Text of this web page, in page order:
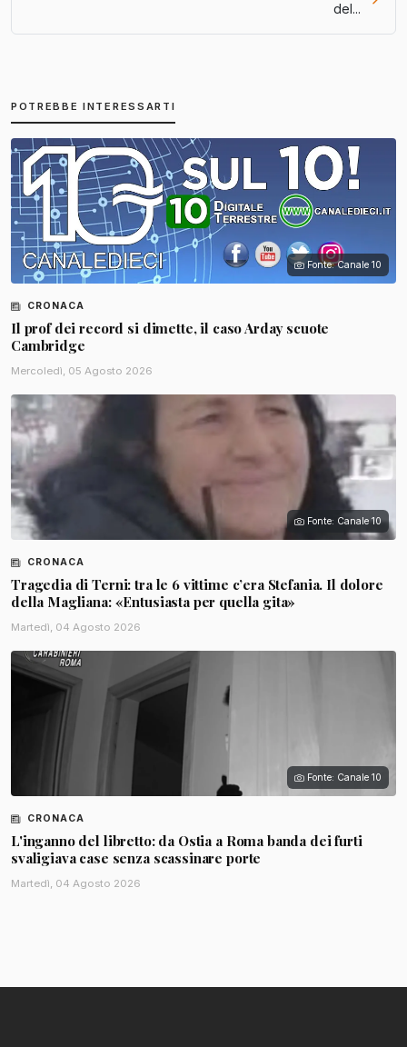
del...
POTREBBE INTERESSARTI
Fonte: Canale 10
CRONACA
Il prof dei record si dimette, il caso Arday scuote
Cambridge
Mercoledì, 05 Agosto 2026
Fonte: Canale 10
CRONACA
Tragedia di Terni: tra le 6 vittime c’era Stefania. Il dolore
della Magliana: «Entusiasta per quella gita»
Martedì, 04 Agosto 2026
Fonte: Canale 10
CRONACA
L'inganno del libretto: da Ostia a Roma banda dei furti
svaligiava case senza scassinare porte
Martedì, 04 Agosto 2026